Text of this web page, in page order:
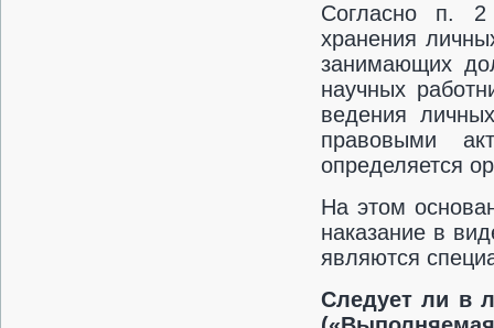
Согласно п. 2
хранения
занимающих
научных
ведения
правовыми
определяется
На этом
наказание в
являются
Следует ли в